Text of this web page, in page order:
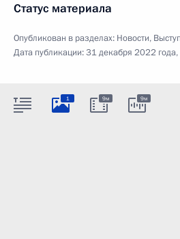
Статус материала
Опубликован в разделах: Новости,
Дата публикации:31 декабря 2022
1 9м 9м